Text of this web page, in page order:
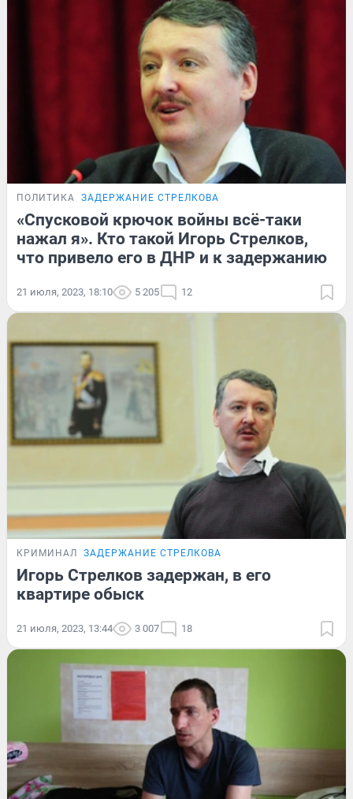
ПОЛИТИКА ЗАДЕРЖАНИЕ СТРЕЛКОВА
«Спусковой крючок войны всё-таки
нажал я». Кто такой Игорь Стрелков,
что привело его в ДНР и к задержанию
21 июля, 2023, 18:10 5 205 12
КРИМИНАЛ ЗАДЕРЖАНИЕ СТРЕЛКОВА
Игорь Стрелков задержан, в его
квартире обыск
21 июля, 2023, 13:44 3 007 18